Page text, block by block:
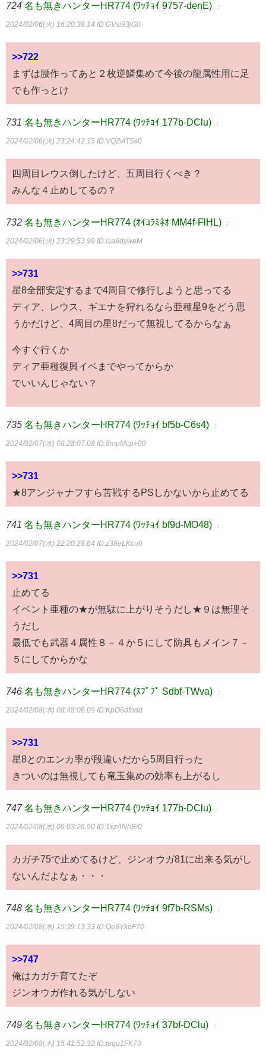
724 名も無きハンターHR774 (ﾜｯﾁｮｲ 9757-denE) ：
2024/02/06(火) 16:20:38.14 ID:GVsi93jG0
>>722
まずは腰作ってあと２枚逆鱗集めて今後の龍属性用に足
でも作っとけ
731 名も無きハンターHR774 (ﾜｯﾁｮｲ 177b-DClu) ：
2024/02/06(火) 23:24:42.15 ID:VQZviTSs0
四周目レウス倒したけど、五周目行くべき？
みんな４止めしてるの？
732 名も無きハンターHR774 (ｵｲｺﾗﾐﾈｵ MM4f-FlHL) ：
2024/02/06(火) 23:29:53.99 ID:cia9dyweM
>>731
星8全部安定するまで4周目で修行しようと思ってる
ディア、レウス、ギエナを狩れるなら亜種星9をどう思
うかだけど、4周目の星8だって無視してるからなぁ
今すぐ行くか
ディア亜種復興イベまでやってからか
でいいんじゃない？
735 名も無きハンターHR774 (ﾜｯﾁｮｲ bf5b-C6s4) ：
2024/02/07(水) 08:28:07.08 ID:8mpMcp+00
>>731
★8アンジャナフすら苦戦するPSしかないから止めてる
741 名も無きハンターHR774 (ﾜｯﾁｮｲ bf9d-MO48) ：
2024/02/07(水) 22:20:28.64 ID:z38eLKcu0
>>731
止めてる
イベント亜種の★が無駄に上がりそうだし★９は無理そ
うだし
最低でも武器４属性８－４か５にして防具もメイン７－
５にしてからかな
746 名も無きハンターHR774 (ｽﾌﾟﾌﾟ Sdbf-TWva) ：
2024/02/08(木) 08:48:06.09 ID:KpO6dfndd
>>731
星8とのエンカ率が段違いだから5周目行った
きついのは無視しても竜玉集めの効率も上がるし
747 名も無きハンターHR774 (ﾜｯﾁｮｲ 177b-DClu) ：
2024/02/08(木) 09:03:26.90 ID:1xzANhE/0
カガチ75で止めてるけど、ジンオウガ81に出来る気がし
ないんだよなぁ・・・
748 名も無きハンターHR774 (ﾜｯﾁｮｲ 9f7b-RSMs) ：
2024/02/08(木) 15:39:13.33 ID:Qe8YkoF70
>>747
俺はカガチ育てたぞ
ジンオウガ作れる気がしない
749 名も無きハンターHR774 (ﾜｯﾁｮｲ 37bf-DClu) ：
2024/02/08(木) 15:41:52.32 ID:tequ1FK70